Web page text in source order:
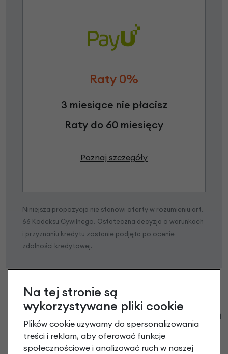
Raty 0%
3 miesiące nie płacisz
Raty do 60 miesięcy
Poznaj szczegóły
Niniejsza propozycja nie stanowi oferty w rozumieniu art.
66 Kodeksu Cywilnego. Ostateczna decyzja o warunkach
i przyznaniu kredytu zostanie podjęta po ocenie
zdolności kredytowej.
Klienci zadali następujące pytania o ten
produkt
Nikt wcześniej niemiał pytań do tego produktu? A Ty o
Na tej stronie są
wykorzystywane pliki cookie
Plików cookie używamy do spersonalizowania
treści i reklam, aby oferować funkcje
społecznościowe i analizować ruch w naszej